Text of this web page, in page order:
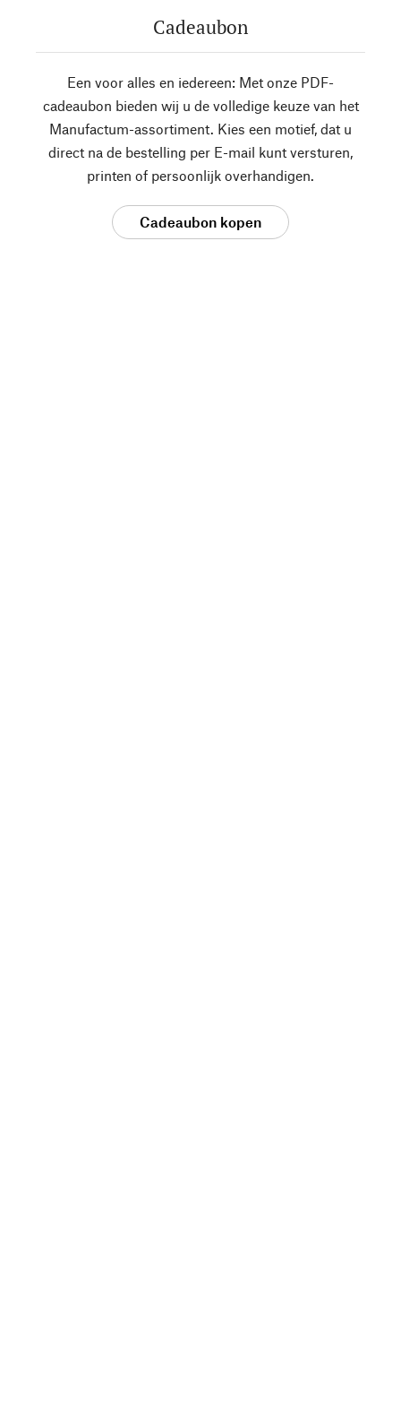
Cadeaubon
Een voor alles en iedereen: Met onze PDF-
cadeaubon bieden wij u de volledige keuze van het
Manufactum-assortiment. Kies een motief, dat u
direct na de bestelling per E-mail kunt versturen,
printen of persoonlijk overhandigen.
Cadeaubon kopen